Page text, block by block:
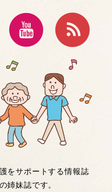
をサポートする情報誌
姉妹誌です。